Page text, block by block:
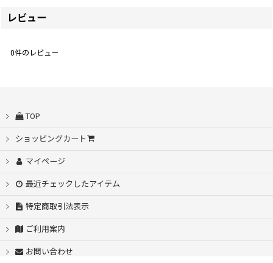
レビュー
0件のレビュー
TOP
ショッピングカート
マイページ
最近チェックしたアイテム
特定商取引法表示
ご利用案内
お問い合わせ